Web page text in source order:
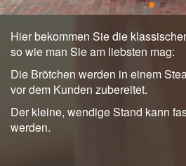
Hier bekommen Sie die
so wie man Sie am liebsten mag:
Die Brötchen werden in einem
vor dem Kunden zubereitet.
Der kleine, wendige Stand kann
werden.